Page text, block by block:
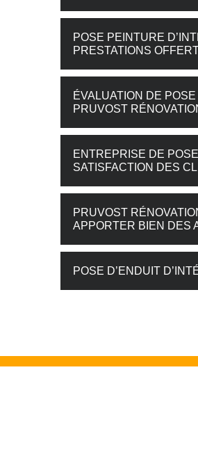
POSE PEINTURE
PRESTATIONS
ÉVALUATION DE
PRUVOST
ENTREPRISE DE
SATISFACTION DES
PRUVOST
APPORTER BIEN DES
POSE D’ENDUIT